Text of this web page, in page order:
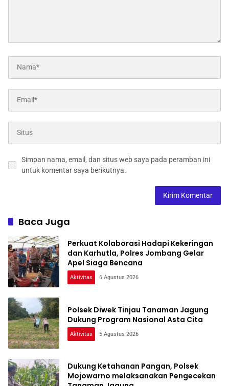
Simpan nama, email, dan situs web saya pada peramban ini
untuk komentar saya berikutnya.
Baca Juga
Perkuat Kolaborasi Hadapi Kekeringan
dan Karhutla, Polres Jombang Gelar
Apel Siaga Bencana
Aktivitas 6 Agustus 2026
Polsek Diwek Tinjau Tanaman Jagung
Dukung Program Nasional Asta Cita
Aktivitas 5 Agustus 2026
Dukung Ketahanan Pangan, Polsek
Mojowarno melaksanakan Pengecekan